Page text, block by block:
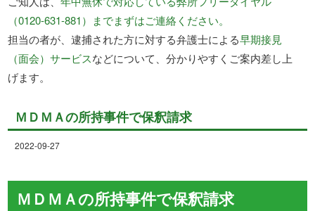
（0120-631-881）までまずはご連絡ください。
担当の者が、逮捕された方に対する弁護士による早期接見
（面会）サービスなどについて、分かりやすくご案内差し上
げます。
ＭＤＭＡの所持事件で保釈請求
2022-09-27
ＭＤＭＡの所持事件で保釈請求